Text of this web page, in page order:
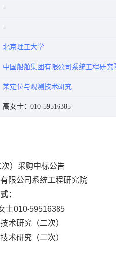
北京理工大学
中国船舶集团有限公司系统工程研究
某定位与观测技术研究
高女士：010-59516385
）采购中标公告
限公司系统工程研究院
：
士010-59516385
术研究（二次）
术研究（二次）